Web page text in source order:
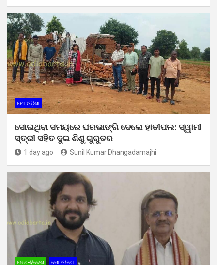
ମୋ ଓଡ଼ିଶା
ସୋଇଥିବା ସମୟରେ ଘରଭାଙ୍ଗି ଦେଲେ ହାତୀପଲ: ସ୍ୱାମୀ
ସ୍ତ୍ରୀ ସହିତ ଦୁଇ ଶିଶୁ ଗୁରୁତର
1 day ago Sunil Kumar Dhangadamajhi
ଦେଶ-ବିଦେଶ ମୋ ଓଡ଼ିଶା